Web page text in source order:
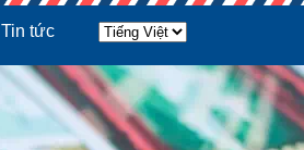
Tin tức